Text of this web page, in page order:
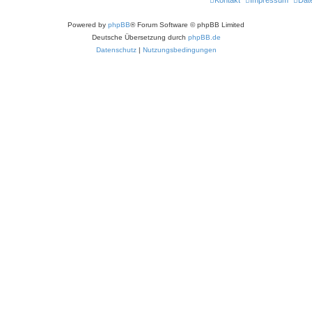
Powered by phpBB® Forum Software © phpBB Limited
Deutsche Übersetzung durch phpBB.de
Datenschutz| Nutzungsbedingungen